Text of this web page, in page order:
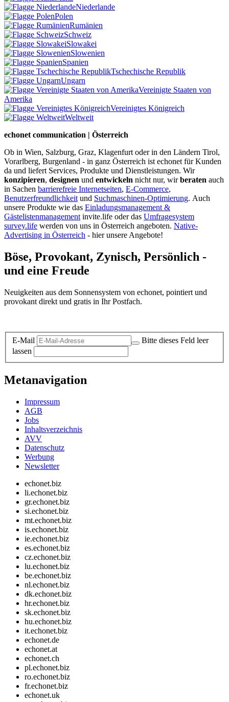
Niederlande
Polen
Rumänien
Schweiz
Slowakei
Slowenien
Spanien
Tschechische Republik
Ungarn
Vereinigte Staaten von
Amerika
Vereinigtes Königreich
Weltweit
echonet communication | Österreich
Ob in Wien, Salzburg, Graz, Klagenfurt oder in den Ländern Tirol,
Vorarlberg, Burgenland - in ganz Österreich ist echonet für Kunden
da und liefert Services, Produkte und Dienstleistungen. Wir
konzipieren, designen und entwickeln nicht nur, wirberaten auch
in Sachen barrierefreie Internetseiten, E-Commerce,
Benutzerfreundlichkeit und Suchmaschinen-Optimierung. Auch
unsere Produkte wie das Einladungsmanagement &
Gästelistenmanagement invite.life oder das Umfragesystem
survey.life werden von uns in Österreich angeboten. Native-
Advertising in Österreich - hier unsere Angebote!
Böse, Provokant, Zynisch, Persönlich -
und eine Freude
Neuigkeiten aus dem Sonnensystem von echonet, pointiert und
provokant direkt und gratis in Ihr Postfach.
E-Mail
Bitte dieses Feld leer
lassen
Metanavigation
Impressum
AGB
Jobs
Inhaltsverzeichnis
AVV
Datenschutz
Werbung
Newsletter
echonet.biz
li.echonet.biz
gr.echonet.biz
si.echonet.biz
mt.echonet.biz
is.echonet.biz
ie.echonet.biz
es.echonet.biz
cz.echonet.biz
lu.echonet.biz
be.echonet.biz
nl.echonet.biz
dk.echonet.biz
hr.echonet.biz
sk.echonet.biz
hu.echonet.biz
it.echonet.biz
echonet.de
echonet.at
echonet.ch
pl.echonet.biz
ro.echonet.biz
fr.echonet.biz
echonet.uk